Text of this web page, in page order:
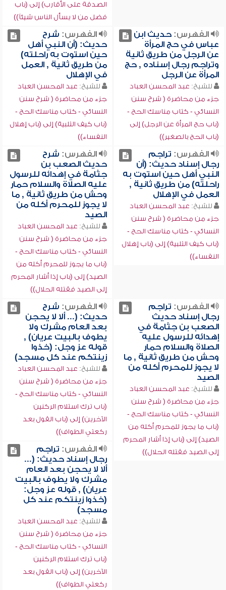
الصدقة على الأقارب) إلى (باب
فضل من لا يسأل الناس شيئاً))
الفهرس:حديث ابن
عباس في حج المرأة
عن الرجل من طريق ثانية
وتراجم رجال إسناده , حج
المرأة عن الرجل
للشيخ: عبد المحسن العباد
جزء من محاضرة ( شرح سنن
النسائي - كتاب مناسك الحج -
(باب حج المرأة عن الرجل) إلى
(باب الحج بالصغير))
الفهرس: شرح
حديث: (أن النبي أهل
حين استوت به راحلته)
من طريق ثانية , العمل
في الإهلال
للشيخ: عبد المحسن العباد
جزء من محاضرة ( شرح سنن
النسائي - كتاب مناسك الحج -
(باب كيف التلبية) إلى (باب إهلال
النفساء))
الفهرس: تراجم
رجال إسناد حديث: (أن
النبي أهل حين استوت به
راحلته) من طريق ثانية ,
العمل في الإهلال
للشيخ: عبد المحسن العباد
جزء من محاضرة ( شرح سنن
النسائي - كتاب مناسك الحج -
(باب كيف التلبية) إلى (باب إهلال
النفساء))
الفهرس: شرح
حديث الصعب بن
جثامة في إهدائه للرسول
عليه الصلاة والسلام حمار
وحش من طريق ثانية , ما
لا يجوز للمحرم أكله من
الصيد
للشيخ: عبد المحسن العباد
جزء من محاضرة ( شرح سنن
النسائي - كتاب مناسك الحج -
(باب ما يجوز للمحرم أكله من
الصيد) إلى (باب إذا أشار المحرم
إلى الصيد فقتله الحلال))
الفهرس: تراجم
رجال إسناد حديث
الصعب بن جثامة في
إهدائه للرسول عليه
الصلاة والسلام حمار
وحش من طريق ثانية , ما
لا يجوز للمحرم أكله من
الصيد
للشيخ: عبد المحسن العباد
جزء من محاضرة ( شرح سنن
النسائي - كتاب مناسك الحج -
(باب ما يجوز للمحرم أكله من
الصيد) إلى (باب إذا أشار المحرم
إلى الصيد فقتله الحلال))
الفهرس: شرح
حديث: (... ألا لا يحجن
بعد العام مشرك ولا
يطوف بالبيت عريان) ,
قوله عز وجل: (خذوا
زينتكم عند كل مسجد)
للشيخ: عبد المحسن العباد
جزء من محاضرة ( شرح سنن
النسائي - كتاب مناسك الحج -
(باب ترك استلام الركنين
الآخرين) إلى (باب القول بعد
ركعتي الطواف))
الفهرس: تراجم
رجال إسناد حديث: (...
ألا لا يحجن بعد العام
مشرك ولا يطوف بالبيت
عريان) , قوله عز وجل:
(خذوا زينتكم عند كل
مسجد)
للشيخ: عبد المحسن العباد
جزء من محاضرة ( شرح سنن
النسائي - كتاب مناسك الحج -
(باب ترك استلام الركنين
الآخرين) إلى (باب القول بعد
ركعتي الطواف))